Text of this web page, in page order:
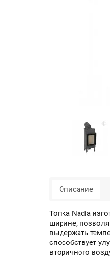
Описание
Топка Nadia
ширине,
выдержать
способствует
вторичного